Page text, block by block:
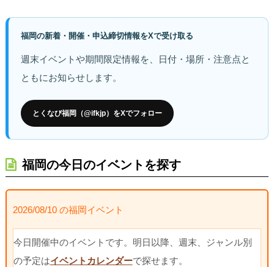
福岡の新着・開催・申込締切情報をXで受け取る
週末イベントや期間限定情報を、日付・場所・注意点と
ともにお知らせします。
とくなび福岡（@ifkjp）をXでフォロー
福岡の今日のイベントを探す
2026/08/10 の福岡イベント
今日開催中のイベントです。明日以降、週末、ジャンル別
の予定はイベントカレンダーで探せます。